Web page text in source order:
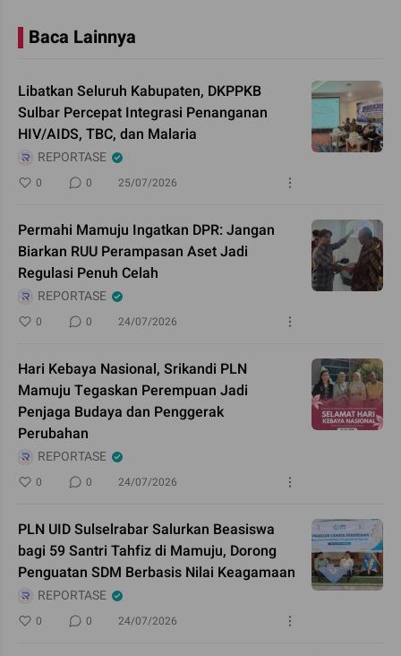
Baca Lainnya
Libatkan Seluruh Kabupaten, DKPPKB
Sulbar Percepat Integrasi Penanganan
HIV/AIDS, TBC, dan Malaria
REPORTASE
0 0 25/07/2026
Permahi Mamuju Ingatkan DPR: Jangan
Biarkan RUU Perampasan Aset Jadi
Regulasi Penuh Celah
REPORTASE
0 0 24/07/2026
Hari Kebaya Nasional, Srikandi PLN
Mamuju Tegaskan Perempuan Jadi
Penjaga Budaya dan Penggerak
Perubahan
REPORTASE
0 0 24/07/2026
PLN UID Sulselrabar Salurkan Beasiswa
bagi 59 Santri Tahfiz di Mamuju, Dorong
Penguatan SDM Berbasis Nilai Keagamaan
REPORTASE
0 0 24/07/2026